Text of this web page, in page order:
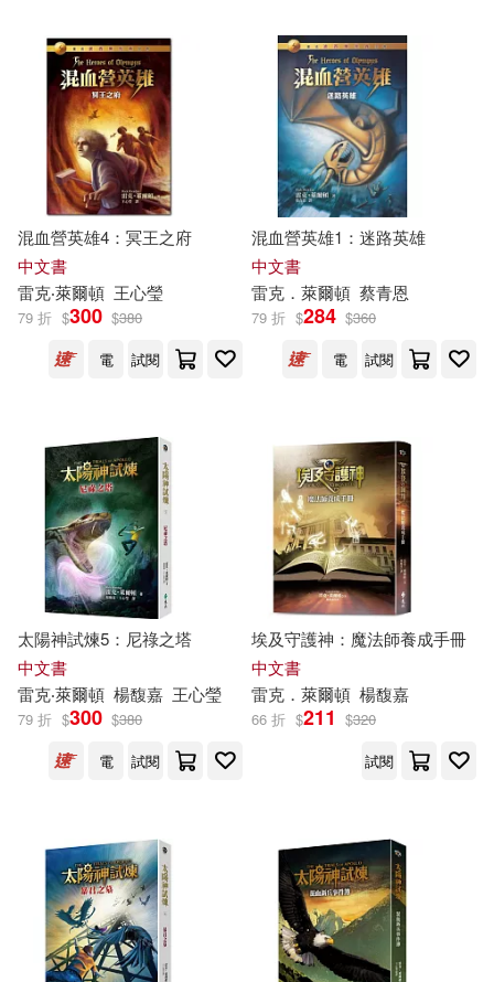
混血營英雄4：冥王之府
中文書
雷克‧萊爾頓 王心瑩
79 折 $300 $380
電
試閱
混血營英雄1：迷路英雄
中文書
雷克 ．萊爾頓 蔡青恩
79 折 $284 $360
電
試閱
太陽神試煉5：尼祿之塔
中文書
雷克‧萊爾頓 楊馥嘉 王心瑩
79 折 $300 $380
電
試閱
埃及守護神：魔法師養成手冊
中文書
雷克 ．萊爾頓 楊馥嘉
66 折 $211 $320
試閱